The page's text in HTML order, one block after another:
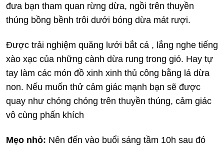
đưa bạn tham quan rừng dừa, ngồi trên thuyền
thúng bồng bềnh trôi dưới bóng dừa mát rượi.
Được trải nghiệm quăng lưới bắt cá , lắng nghe tiếng
xào xạc của những cành dừa rung trong gió. Hay tự
tay làm các món đồ xinh xinh thủ công bằng lá dừa
non. Nếu muốn thử cảm giác mạnh bạn sẽ được
quay như chóng chóng trên thuyền thúng, cảm giác
vô cùng phấn khích
Mẹo nhỏ: Nên đến vào buổi sáng tầm 10h sau đó